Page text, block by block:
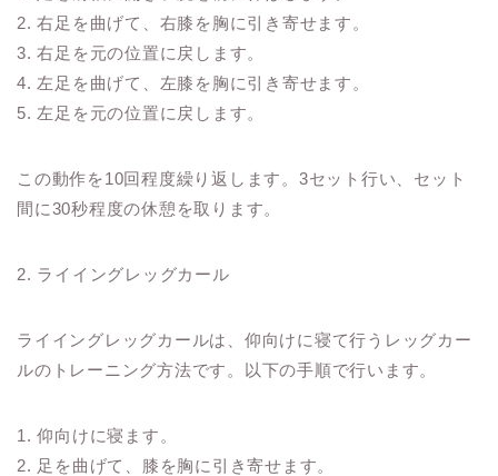
2. 右足を曲げて、右膝を胸に引き寄せます。
3. 右足を元の位置に戻します。
4. 左足を曲げて、左膝を胸に引き寄せます。
5. 左足を元の位置に戻します。
この動作を10回程度繰り返します。3セット行い、セット
間に30秒程度の休憩を取ります。
2. ライイングレッグカール
ライイングレッグカールは、仰向けに寝て行うレッグカー
ルのトレーニング方法です。以下の手順で行います。
1. 仰向けに寝ます。
2. 足を曲げて、膝を胸に引き寄せます。